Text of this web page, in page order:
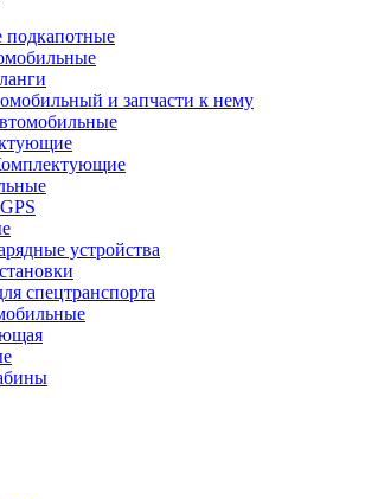
и запчасти к нему
устройства
спецтранспорта